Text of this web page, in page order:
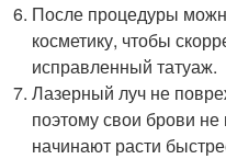
После процедуры
косметику, чтобы
исправленный татуаж.
Лазерный луч не
поэтому свои брови
начинают расти